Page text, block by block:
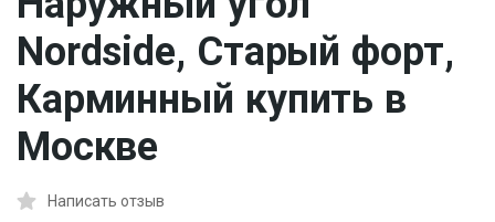
Nordside, Старый форт,
Карминный купить в
Москве
Написать отзыв